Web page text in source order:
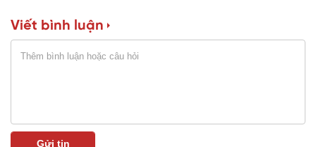
Viết bình luận